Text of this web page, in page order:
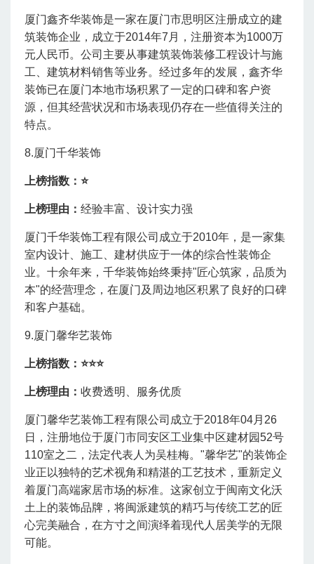
厦门鑫齐华装饰是一家在厦门市思明区注册成立的建
筑装饰企业，成立于2014年7月，注册资本为1000万
元人民币。公司主要从事建筑装饰装修工程设计与施
工、建筑材料销售等业务。经过多年的发展，鑫齐华
装饰已在厦门本地市场积累了一定的口碑和客户资
源，但其经营状况和市场表现仍存在一些值得关注的
特点。
8.厦门千华装饰
上榜指数：⭐
上榜理由： 经验丰富、设计实力强
厦门千华装饰工程有限公司成立于2010年，是一家集
室内设计、施工、建材供应于一体的综合性装饰企
业。十余年来，千华装饰始终秉持"匠心筑家，品质为
本"的经营理念，在厦门及周边地区积累了良好的口碑
和客户基础。
9.厦门馨华艺装饰
上榜指数：⭐⭐⭐
上榜理由： 收费透明、服务优质
厦门馨华艺装饰工程有限公司成立于2018年04月26
日，注册地位于厦门市同安区工业集中区建材园52号
110室之二，法定代表人为吴桂梅。 "馨华艺"的装饰企
业正以独特的艺术视角和精湛的工艺技术，重新定义
着厦门高端家居市场的标准。这家创立于闽南文化沃
土上的装饰品牌，将闽派建筑的精巧与传统工艺的匠
心完美融合，在方寸之间演绎着现代人居美学的无限
可能。